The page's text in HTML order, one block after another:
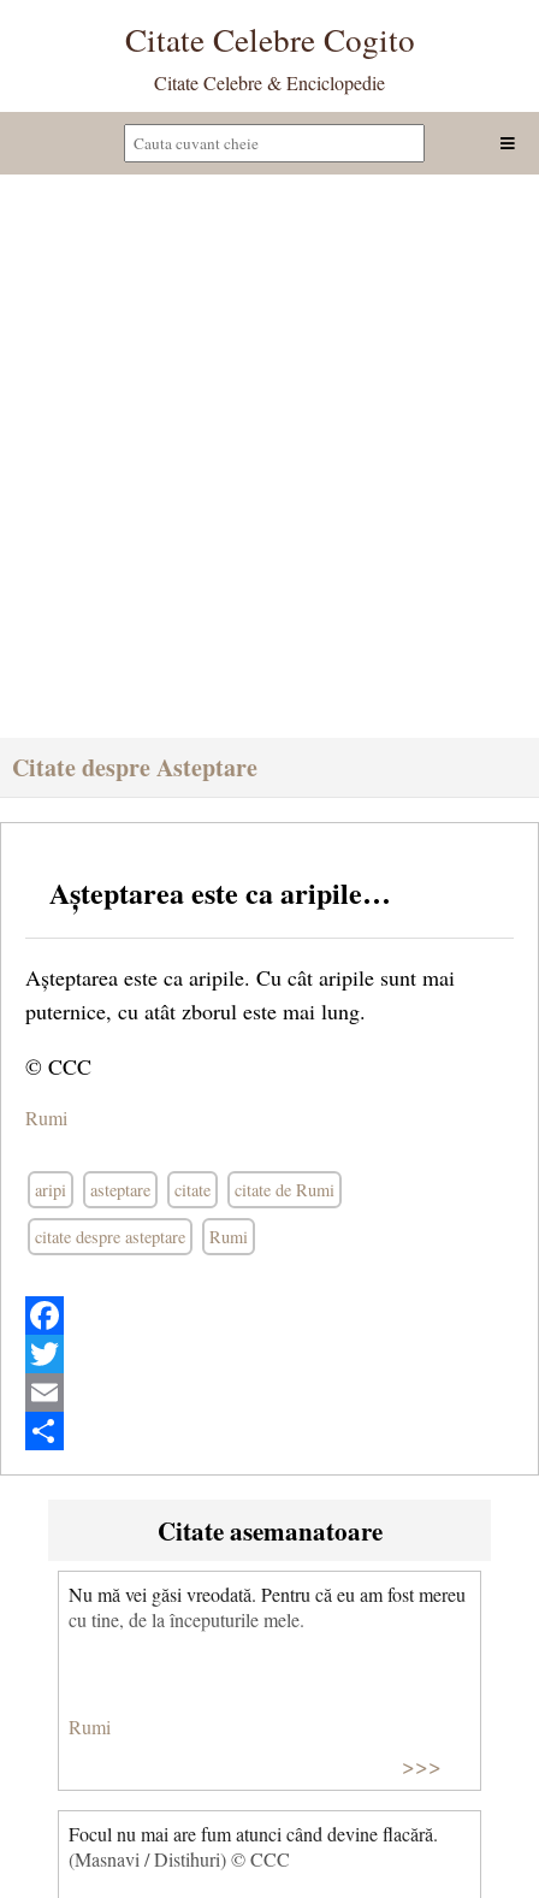
Citate Celebre Cogito
Citate Celebre & Enciclopedie
Citate despre Asteptare
Așteptarea este ca aripile…
Așteptarea este ca aripile. Cu cât aripile sunt mai
puternice, cu atât zborul este mai lung.
© CCC
Rumi
aripi asteptare citate citate de Rumi
citate despre asteptare Rumi
Facebook
Twitter
Email
Share
Citate asemanatoare
Nu mă vei găsi vreodată. Pentru că eu am fost mereu
cu tine, de la începuturile mele.
Rumi
>>>
Focul nu mai are fum atunci când devine flacără.
(Masnavi / Distihuri) © CCC